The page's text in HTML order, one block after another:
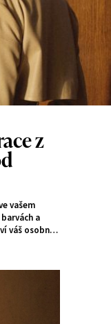
z
vašem
a
váš osobní